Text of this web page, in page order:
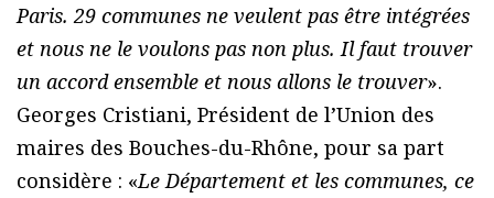
Paris. 29 communes ne veulent pas être intégrées
et nous ne le voulons pas non plus. Il faut trouver
un accord ensemble et nous allons le trouver».
Georges Cristiani, Président de l’Union des
maires des Bouches-du-Rhône, pour sa part
considère : «Le Département et les communes, ce